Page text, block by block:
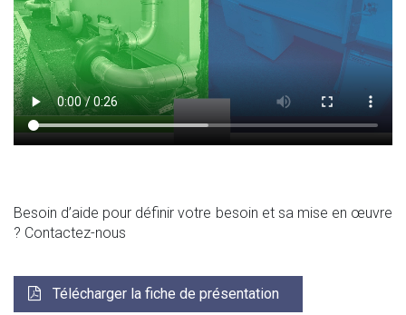
Besoin d’aide pour définir votre besoin et sa mise en œuvre
? Contactez-nous
Télécharger la fiche de présentation